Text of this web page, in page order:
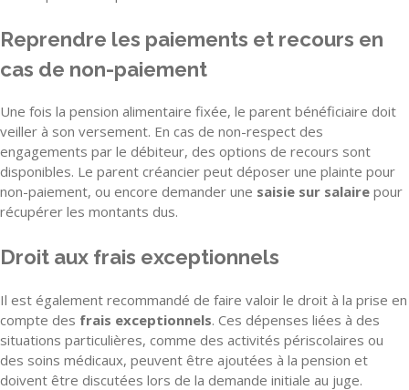
Reprendre les paiements et recours en
cas de non-paiement
Une fois la pension alimentaire fixée, le parent bénéficiaire doit
veiller à son versement. En cas de non-respect des
engagements par le débiteur, des options de recours sont
disponibles. Le parent créancier peut déposer une plainte pour
non-paiement, ou encore demander une saisie sur salaire pour
récupérer les montants dus.
Droit aux frais exceptionnels
Il est également recommandé de faire valoir le droit à la prise en
compte des frais exceptionnels. Ces dépenses liées à des
situations particulières, comme des activités périscolaires ou
des soins médicaux, peuvent être ajoutées à la pension et
doivent être discutées lors de la demande initiale au juge.